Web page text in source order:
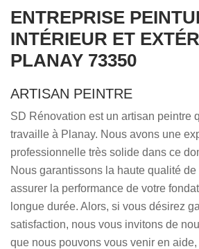
ENTREPRISE
INTÉRIEUR ET
PLANAY 73350
ARTISAN PEINTRE
SD Rénovation est un artisan peintre
travaille à Planay. Nous avons une
professionnelle très solide dans ce
Nous garantissons la haute qualité
assurer la performance de votre
longue durée. Alors, si vous désirez
satisfaction, nous vous invitons de
que nous pouvons vous venir en